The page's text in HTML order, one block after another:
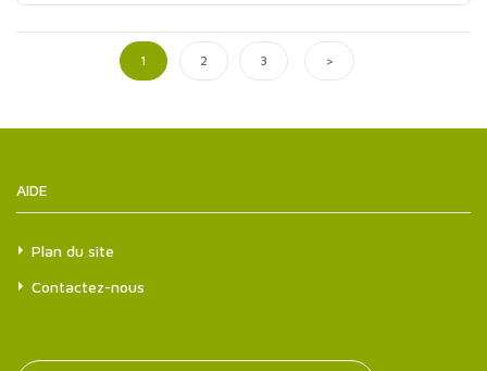
1 2 3 >
AIDE
Plan du site
Contactez-nous